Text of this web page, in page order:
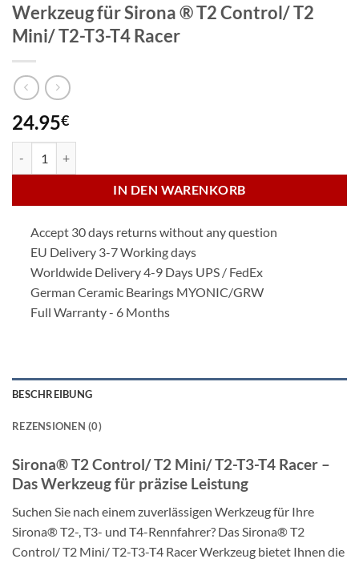
Werkzeug für Sirona ® T2 Control/ T2
Mini/ T2-T3-T4 Racer
24.95€
IN DEN WARENKORB
Accept 30 days returns without any question
EU Delivery 3-7 Working days
Worldwide Delivery 4-9 Days UPS / FedEx
German Ceramic Bearings MYONIC/GRW
Full Warranty - 6 Months
BESCHREIBUNG
REZENSIONEN (0)
Sirona® T2 Control/ T2 Mini/ T2-T3-T4 Racer –
Das Werkzeug für präzise Leistung
Suchen Sie nach einem zuverlässigen Werkzeug für Ihre
Sirona® T2-, T3- und T4-Rennfahrer? Das Sirona® T2
Control/ T2 Mini/ T2-T3-T4 Racer Werkzeug bietet Ihnen die